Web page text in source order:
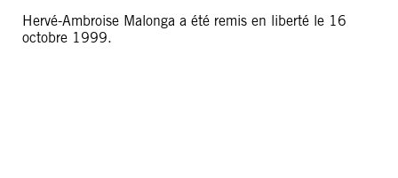
Hervé-Ambroise Malonga a été remis en liberté le 16
octobre 1999.